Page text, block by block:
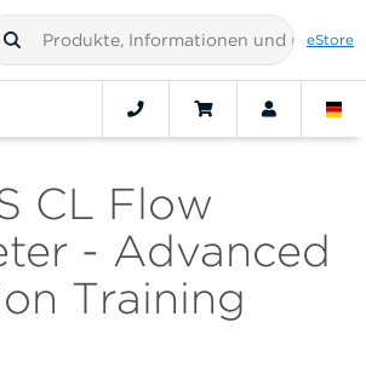
eStore
CL Flow
- Advanced
Training